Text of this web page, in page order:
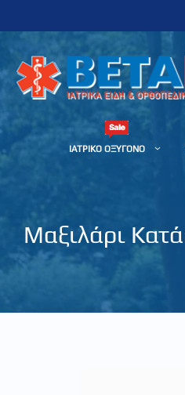
σε
περιεχόμενο
ΙΑΤΡΙΚΟ ΟΞΥΓΟΝΟ
Μαξιλάρι